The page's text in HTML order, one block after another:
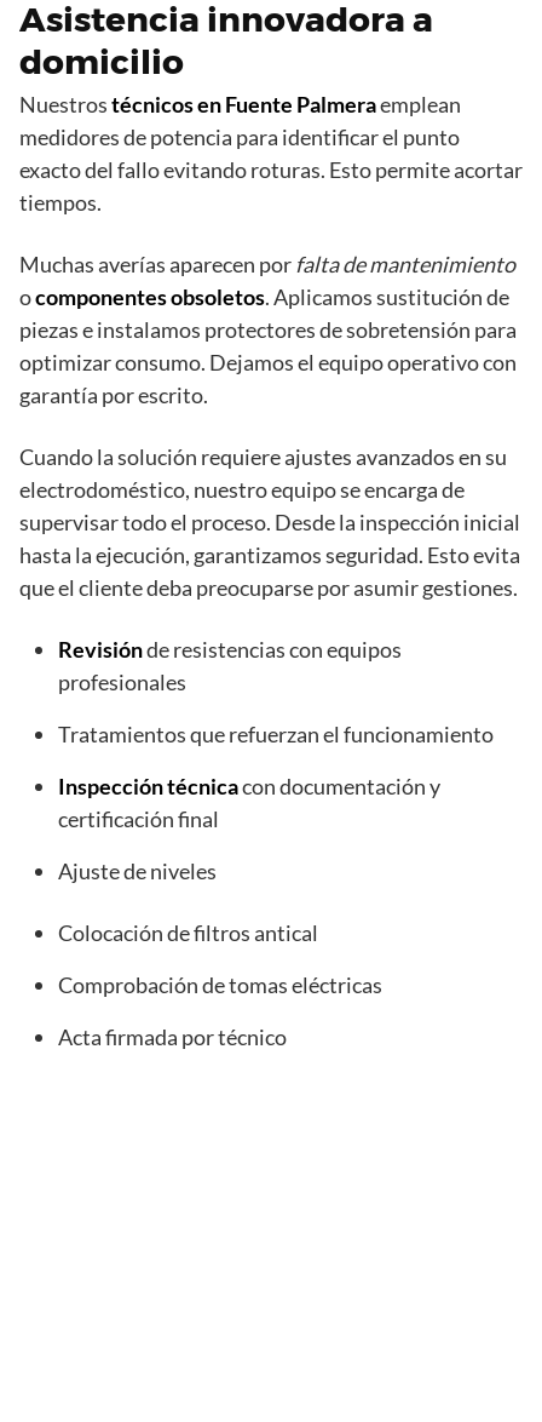
Asistencia innovadora a
domicilio
Nuestrostécnicos en Fuente Palmeraemplean
medidores de potencia para identificar el punto
exacto del fallo evitando roturas. Esto permite acortar
tiempos.
Muchas averías aparecen por falta de mantenimiento
ocomponentes obsoletos. Aplicamos sustitución de
piezas e instalamos protectores de sobretensión para
optimizar consumo. Dejamos el equipo operativo con
garantía por escrito.
Cuando la solución requiere ajustes avanzados en su
electrodoméstico, nuestro equipo se encarga de
supervisar todo el proceso. Desde la inspección inicial
hasta la ejecución, garantizamos seguridad. Esto evita
que el cliente deba preocuparse por asumir gestiones.
Revisiónde resistencias con equipos
profesionales
Tratamientos que refuerzan el funcionamiento
Inspección técnicacon documentación y
certificación final
Ajuste de niveles
Colocación de filtros antical
Comprobación de tomas eléctricas
Acta firmada por técnico